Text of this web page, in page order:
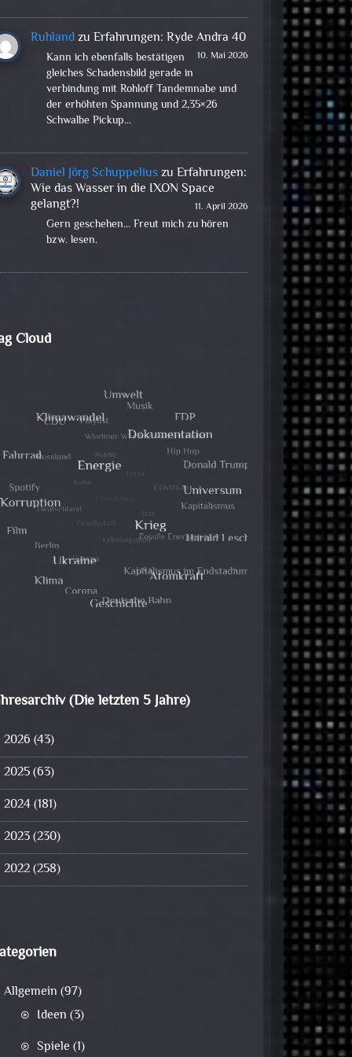
RuhlandzuErfahrungen: Ryde Andra 40
10. Mai 2026
Kann ich ebenfalls bestätigen
gleiches Schadensbild gerade in
verbindung mit Rohloff Tandemnabe und
der erhöhten Spannung und 2,35×26
Schwalbe Pickup…
Daniel Jörg SchuppeliuszuErfahrungen:
Wie das Wasser in die IXON Space
gelangt?!
11. April 2026
Gern geschehen... Freut mich zu hören
bzw. lesen.
Cloud
(Die letzten 5 Jahre)
2026 (43)
2025(63)
2024(181)
2023(230)
2022(258)
Allgemein (97)
Ideen (3)
Spiele (1)